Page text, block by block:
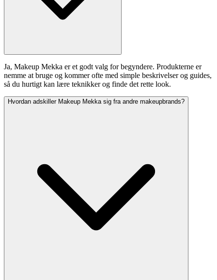
Ja, Makeup Mekka er et godt valg for begyndere. Produkterne er
nemme at bruge og kommer ofte med simple beskrivelser og guides,
så du hurtigt kan lære teknikker og finde det rette look.
Hvordan adskiller Makeup Mekka sig fra andre makeupbrands?